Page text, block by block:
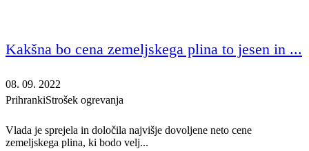
Kakšna bo cena zemeljskega plina to jesen in ...
08. 09. 2022
PrihrankiStrošek ogrevanja
Vlada je sprejela in določila najvišje dovoljene neto cene
zemeljskega plina, ki bodo velj...